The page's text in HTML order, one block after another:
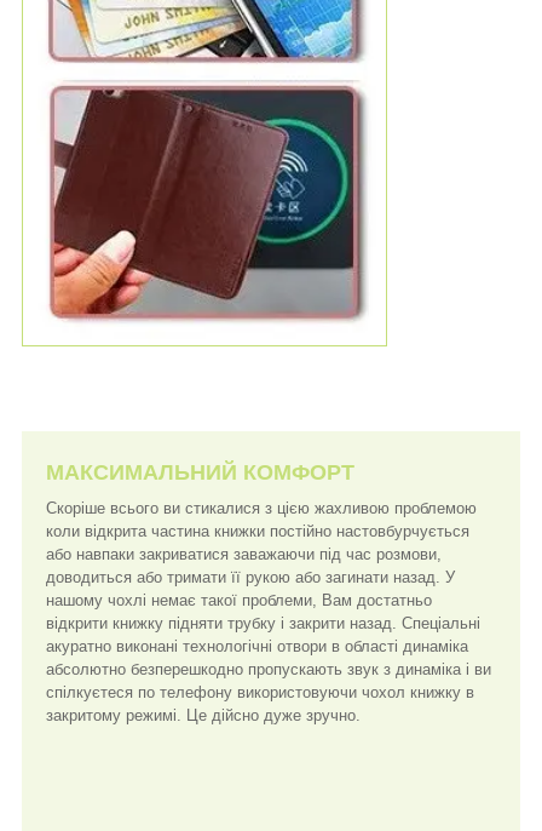
МАКСИМАЛЬНИЙ КОМФОРТ
Скоріше всього ви стикалися з цією жахливою проблемою
коли відкрита частина книжки постійно настовбурчується
або навпаки закриватися заважаючи під час розмови,
доводиться або тримати її рукою або загинати назад. У
нашому чохлі немає такої проблеми, Вам достатньо
відкрити книжку підняти трубку і закрити назад. Спеціальні
акуратно виконані технологічні отвори в області динаміка
абсолютно безперешкодно пропускають звук з динаміка і ви
спілкуєтеся по телефону використовуючи чохол книжку в
закритому режимі. Це дійсно дуже зручно.